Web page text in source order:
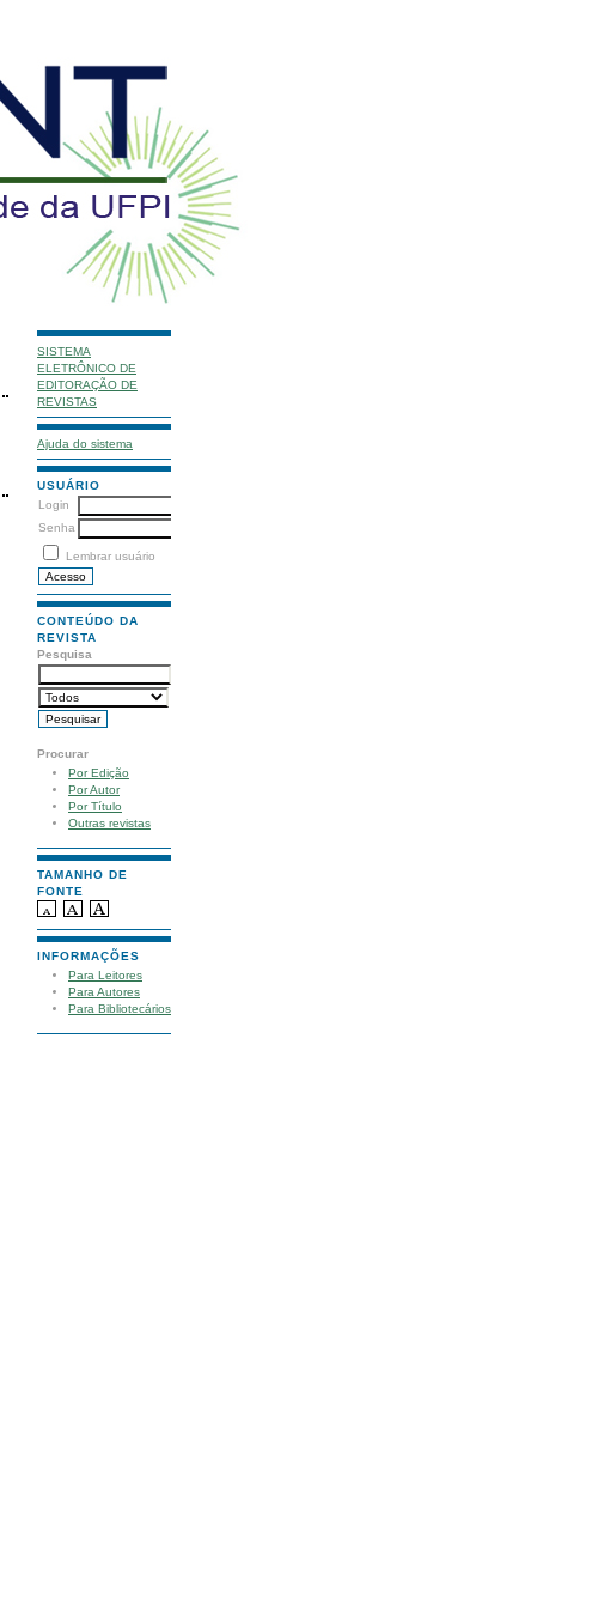
SISTEMA
ELETRÔNICO DE
EDITORAÇÃO DE
REVISTAS
Ajuda do sistema
USUÁRIO
Login
Senha
Lembrar usuário
CONTEÚDO DA
REVISTA
Pesquisa
Procurar
Por Edição
Por Autor
Por Título
Outras revistas
TAMANHO DE
FONTE
INFORMAÇÕES
Para Leitores
Para Autores
Para Bibliotecários